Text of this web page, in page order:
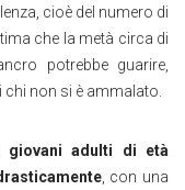
cioè del numero di
che la metà circa di
potrebbe guarire,
non si è ammalato.
adulti di età
, con una